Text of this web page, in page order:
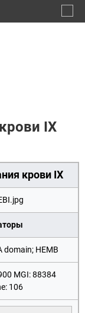
IX
крови IX
domain; HEMB
MGI:88384
: 106